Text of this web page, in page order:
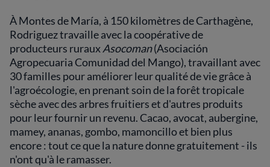
À Montes de María, à 150 kilomètres de Carthagène,
Rodriguez travaille avec la coopérative de
producteurs rurauxAsocoman(Asociación
Agropecuaria Comunidad del Mango), travaillant avec
30 familles pour améliorer leur qualité de vie grâce à
l'agroécologie, en prenant soin de la forêt tropicale
sèche avec des arbres fruitiers et d'autres produits
pour leur fournir un revenu. Cacao, avocat, aubergine,
mamey, ananas, gombo, mamoncillo et bien plus
encore : tout ce que la nature donne gratuitement - ils
n'ont qu'à le ramasser.